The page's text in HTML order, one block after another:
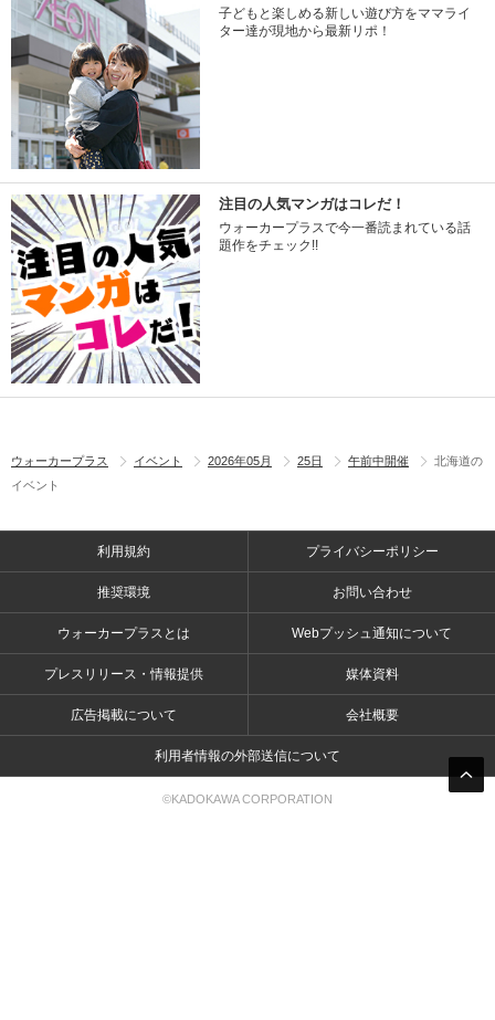
子どもと楽しめる新しい遊び方をママライ
ター達が現地から最新リポ！
注目の人気マンガはコレだ！
ウォーカープラスで今一番読まれている話
題作をチェック!!
ウォーカープラス イベント 2026年05月 25日 午前中開催
北海道の
イベント
利用規約 プライバシーポリシー
推奨環境 お問い合わせ
ウォーカープラスとは Webプッシュ通知について
プレスリリース・情報提供 媒体資料
広告掲載について 会社概要
利用者情報の外部送信について
©KADOKAWA CORPORATION